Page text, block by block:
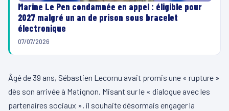
Marine Le Pen condamnée en appel : éligible pour
2027 malgré un an de prison sous bracelet
électronique
07/07/2026
Âgé de 39 ans, Sébastien Lecornu avait promis une « rupture »
dès son arrivée à Matignon. Misant sur le « dialogue avec les
partenaires sociaux », il souhaite désormais engager la